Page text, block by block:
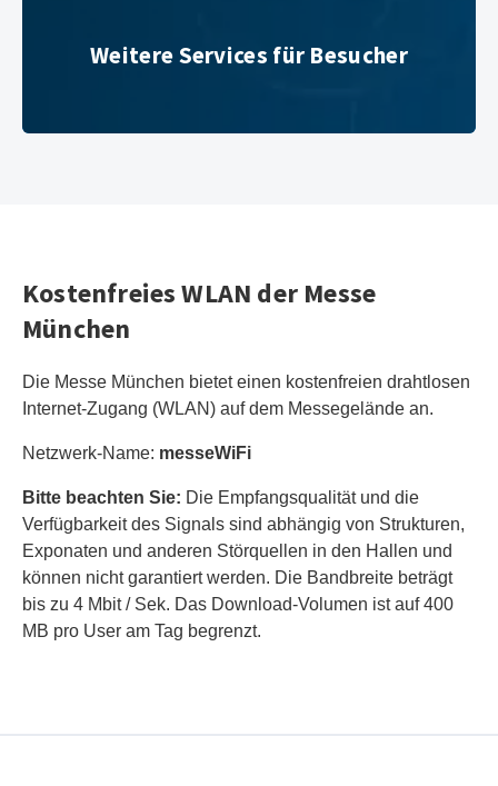
Weitere Services für Besucher
Kostenfreies WLAN der Messe
München
Die Messe München bietet einen kostenfreien drahtlosen
Internet-Zugang (WLAN) auf dem Messegelände an.
Netzwerk-Name: messeWiFi
Bitte beachten Sie: Die Empfangsqualität und die
Verfügbarkeit des Signals sind abhängig von Strukturen,
Exponaten und anderen Störquellen in den Hallen und
können nicht garantiert werden. Die Bandbreite beträgt
bis zu 4 Mbit / Sek. Das Download-Volumen ist auf 400
MB pro User am Tag begrenzt.